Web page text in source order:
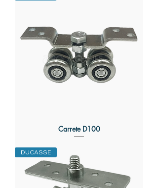
Carrete D100
DUCASSE